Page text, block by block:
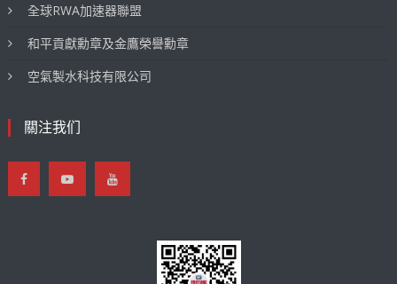
全球RWA加速器聯盟
和平貢獻勳章及金鷹榮譽勳章
空氣製水科技有限公司
關注我们